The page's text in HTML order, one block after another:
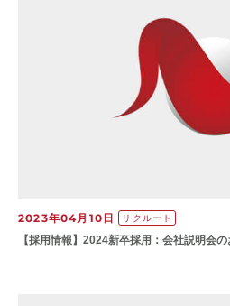
2023年04月10日 リクルート
【​採用情報】20​24新卒採用：​会社説明